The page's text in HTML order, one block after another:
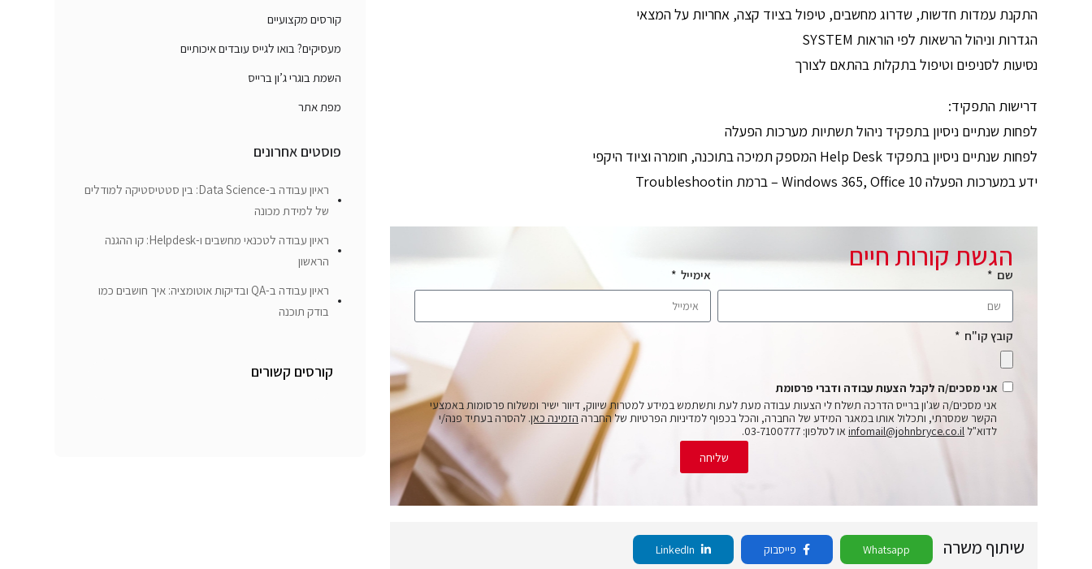
התקנת עמדות חדשות, שדרוג מחשבים, טיפול בציוד קצה, אחריות על המצאי
הגדרות וניהול הרשאות לפי הוראות SYSTEM
נסיעות לסניפים וטיפול בתקלות בהתאם לצורך
דרישות התפקיד:
לפחות שנתיים ניסיון בתפקיד ניהול תשתיות מערכות הפעלה
לפחות שנתיים ניסיון בתפקיד Help Desk המספק תמיכה בתוכנה, חומרה וציוד היקפי
ידע במערכות הפעלה 10 Windows 365, Office – ברמת Troubleshootin
הגשת קורות חיים
שם אימייל
קובץ קו"ח
אני מסכים/ה לקבל הצעות עבודה ודברי פרסומת
אני מסכים/ה שג'ון ברייס הדרכה תשלח לי הצעות עבודה מעת לעת ותשתמש במידע למטרות שיווק, דיוור ישיר ומשלוח פרסומות באמצעי
הקשר שמסרתי, ותכלול אותו במאגר המידע של החברה, והכל בכפוף למדיניות הפרטיות של החברה הזמינה כאן. להסרה בעתיד פנה/י
לדוא"ל infomail@johnbryce.co.il או לטלפון: 03-7100777.
שליחה
שיתוף משרה Whatsapp פייסבוק
קורסים מקצועיים
מעסיקים? בואו לגייס עובדים איכותיים
השמת בוגרי ג’ון ברייס
מפת אתר
פוסטים אחרונים
ראיון עבודה ב-Data Science: בין סטטיסטיקה למודלים
של למידת מכונה
ראיון עבודה לטכנאי מחשבים ו-Helpdesk: קו ההגנה
הראשון
ראיון עבודה ב-QA ובדיקות אוטומציה: איך חושבים כמו
בודק תוכנה
קורסים קשורים